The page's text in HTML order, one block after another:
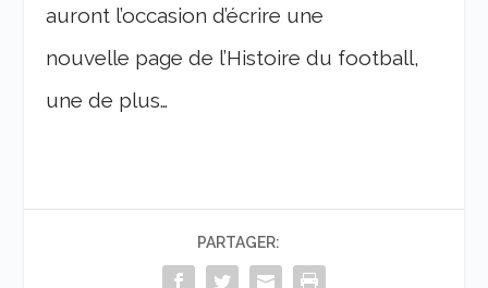
auront l’occasion d’écrire une
nouvelle page de l’Histoire du football,
une de plus…
PARTAGER: